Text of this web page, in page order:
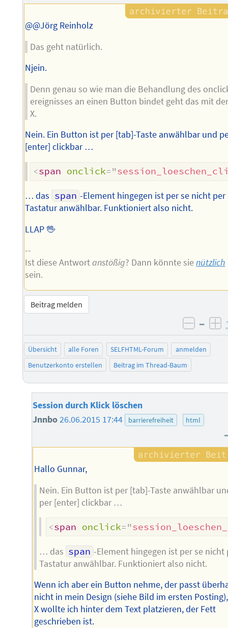
@@Jörg Reinholz
Das geht natürlich.
Njein.
Denn genau so wie man die Behandlung des
ereignisses an einen Button bindet geht das mit
X.
Nein. Ein Button ist per [tab]-Taste anwählbar und
[enter] clickbar …
<span onclick="
… das span -Element hingegen ist per se nicht per
Tastatur anwählbar. Funktioniert also nicht.
LLAP 🖖
--
Ist diese Antwortanstößig? Dann könnte sienützlich
sein.
Beitrag melden
–
Übersicht alle Foren SELFHTML-Forum
anmelden
Benutzerkonto erstellen
Beitrag im Thread-Baum
Session durch Klick löschen
Jnnbo26.06.2015 17:44 barrierefreiheit html
Hallo Gunnar,
Nein. Ein Button ist per [tab]-Taste anwählbar
per [enter] clickbar …
<span onclick="
… das span -Element hingegen ist per se nicht
Tastatur anwählbar. Funktioniert also nicht.
Wenn ich aber ein Button nehme, der passt
nicht in mein Design (siehe Bild im ersten
X wollte ich hinter dem Text platzieren, der Fett
geschrieben ist.